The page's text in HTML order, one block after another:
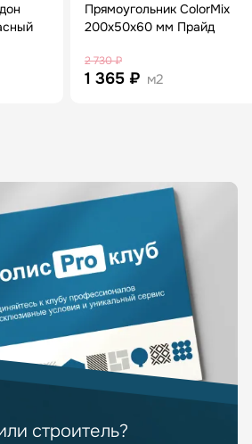
Прямоугольник ColorMix
200х50х60 мм Прайд
2 730 ₽
1 365 ₽ м2
строитель?